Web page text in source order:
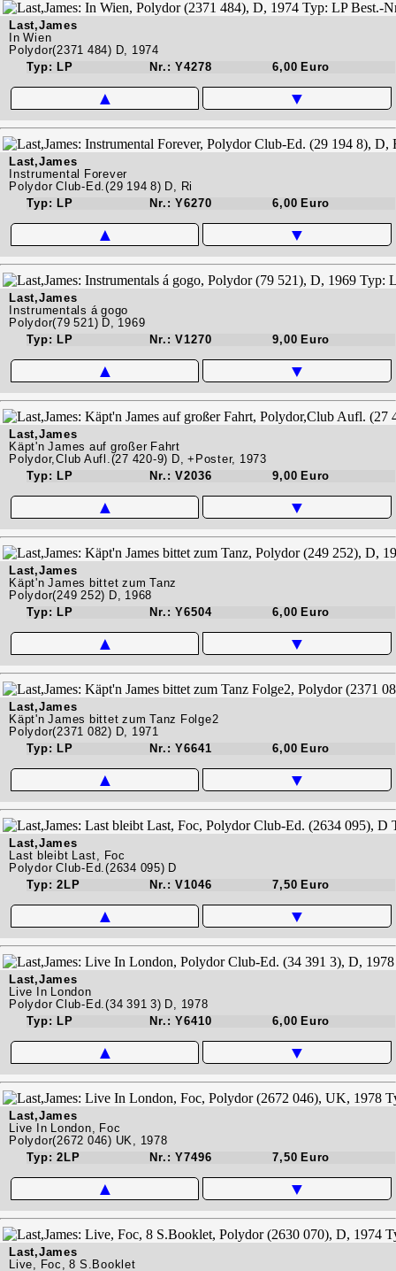
Last,James
In Wien
Polydor(2371 484) D, 1974
Typ: LP
Nr.: Y4278 6,00 Euro
▲ ▼
Last,James
Instrumental Forever
Polydor Club-Ed.(29 194 8) D, Ri
Typ: LP
Nr.: Y6270 6,00 Euro
▲ ▼
Last,James
Instrumentals á gogo
Polydor(79 521) D, 1969
Typ: LP
Nr.: V1270 9,00 Euro
▲ ▼
Last,James
Käpt'n James auf großer Fahrt
Polydor,Club Aufl.(27 420-9) D, +Poster, 1973
Typ: LP
Nr.: V2036 9,00 Euro
▲ ▼
Last,James
Käpt'n James bittet zum Tanz
Polydor(249 252) D, 1968
Typ: LP
Nr.: Y6504 6,00 Euro
▲ ▼
Last,James
Käpt'n James bittet zum Tanz Folge2
Polydor(2371 082) D, 1971
Typ: LP
Nr.: Y6641 6,00 Euro
▲ ▼
Last,James
Last bleibt Last, Foc
Polydor Club-Ed.(2634 095) D
Typ: 2LP
Nr.: V1046 7,50 Euro
▲ ▼
Last,James
Live In London
Polydor Club-Ed.(34 391 3) D, 1978
Typ: LP
Nr.: Y6410 6,00 Euro
▲ ▼
Last,James
Live In London, Foc
Polydor(2672 046) UK, 1978
Typ: 2LP
Nr.: Y7496 7,50 Euro
▲ ▼
Last,James
Live, Foc, 8 S.Booklet